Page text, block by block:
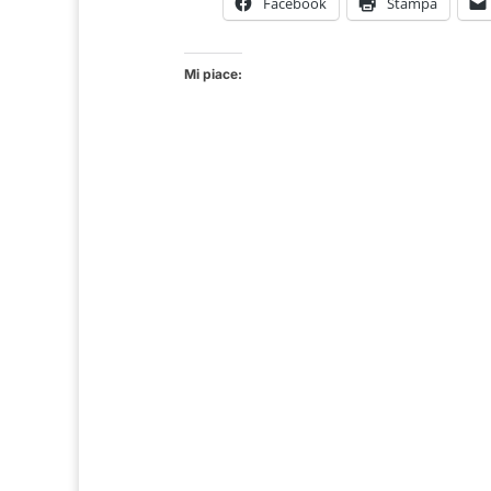
Mi piace: